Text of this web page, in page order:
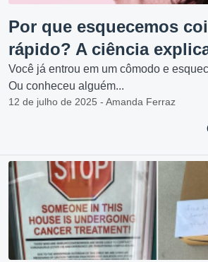
Por que esquecemos
rápido? A ciência
Você já entrou em um cômodo e
Ou conheceu alguém...
12 de julho de 2025 - Amanda Ferraz